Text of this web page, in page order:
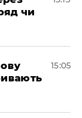
чи
15:05